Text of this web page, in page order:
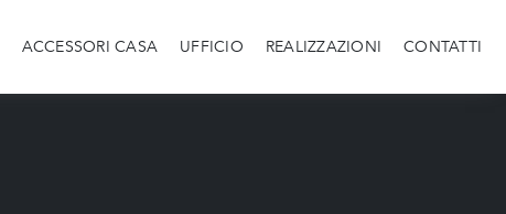
ACCESSORI CASA UFFICIO REALIZZAZIONI CONTATTI